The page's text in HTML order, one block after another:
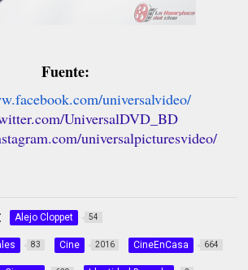
Fuente:
universalvideo/
UniversalDVD_BD
universalpicturesvideo/
Alejo Cloppet 54
83 Cine 2016 CineEnCasa 664